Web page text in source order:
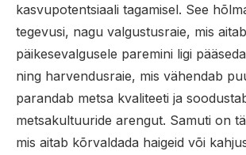
kasvupotentsiaali tagamisel. See
tegevusi, nagu valgustusraie, mis
päikesevalgusele paremini ligi
ning harvendusraie, mis vähendab
parandab metsa kvaliteeti ja
metsakultuuride arengut. Samuti on
mis aitab kõrvaldada haigeid või